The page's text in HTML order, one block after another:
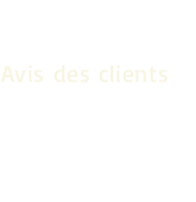
Avis des clients